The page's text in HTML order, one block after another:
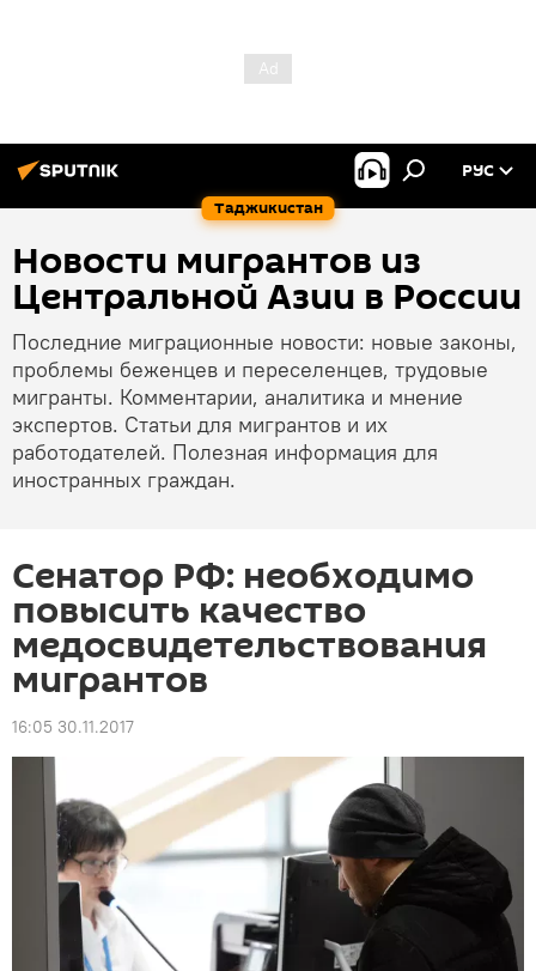
Таджикистан
РУС
Новости мигрантов из
Центральной Азии в России
Последние миграционные новости: новые законы,
проблемы беженцев и переселенцев, трудовые
мигранты. Комментарии, аналитика и мнение
экспертов. Статьи для мигрантов и их
работодателей. Полезная информация для
иностранных граждан.
Сенатор РФ: необходимо
повысить качество
медосвидетельствования
мигрантов
16:05 30.11.2017